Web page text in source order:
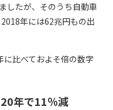
したが、そのうち自動車
年には62兆円もの出
比べておよそ倍の数字
年で11％減